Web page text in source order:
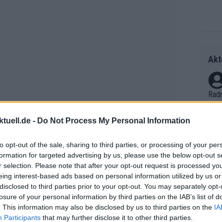
- Do Not Process My Personal Information
opt-out of the sale, sharing to third parties, or processing of your
for targeted advertising by us, please use the below opt-out
selection. Please note that after your opt-out request is processed
interest-based ads based on personal information utilized by us
to third parties prior to your opt-out. You may separately
of your personal information by third parties on the IAB’s list of
This information may also be disclosed by us to third parties on the
Participants that may further disclose it to other third parties.
mit ihm und habe auch
seines neuen Teams. Er
Staffel der Netflix-Serie Tour de
ss
et.
Auf
V?